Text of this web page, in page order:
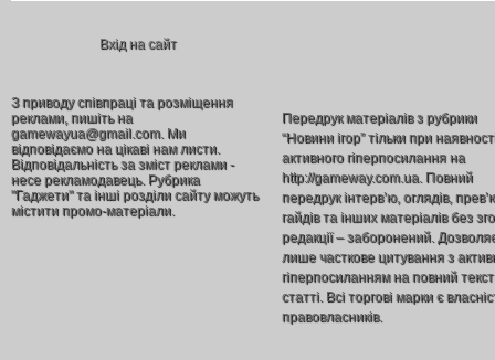
Вхід на сайт
З приводу співпраці та розміщення
реклами, пишіть на
gamewayua@gmail.com. Ми
відповідаємо на цікаві нам листи.
Відповідальність за зміст реклами -
несе рекламодавець. Рубрика
"Гаджети" та інші розділи сайту можуть
містити промо-матеріали.
Передрук матеріалів з рубрики
“Новини ігор” тільки при
активного гіперпосилання на
http://gameway.com.ua. Повний
передрук інтерв’ю, оглядів,
гайдів та інших матеріалів без
редакції – заборонений.
лише часткове цитування з
гіперпосиланням на повний текст
статті. Всі торгові марки є
правовласників.